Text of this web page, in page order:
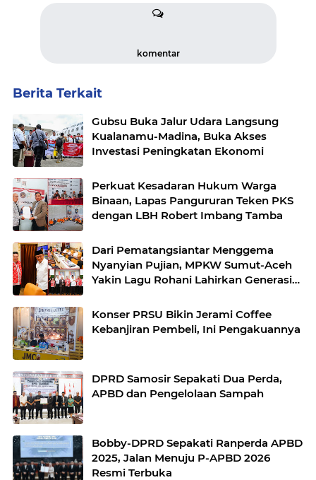
komentar
Berita Terkait
Gubsu Buka Jalur Udara Langsung
Kualanamu-Madina, Buka Akses
Investasi Peningkatan Ekonomi
Perkuat Kesadaran Hukum Warga
Binaan, Lapas Pangururan Teken PKS
dengan LBH Robert Imbang Tamba
Dari Pematangsiantar Menggema
Nyanyian Pujian, MPKW Sumut-Aceh
Yakin Lagu Rohani Lahirkan Generasi
Konser PRSU Bikin Jerami Coffee
Kebanjiran Pembeli, Ini Pengakuannya
DPRD Samosir Sepakati Dua Perda,
APBD dan Pengelolaan Sampah
Bobby-DPRD Sepakati Ranperda APBD
2025, Jalan Menuju P-APBD 2026
Resmi Terbuka